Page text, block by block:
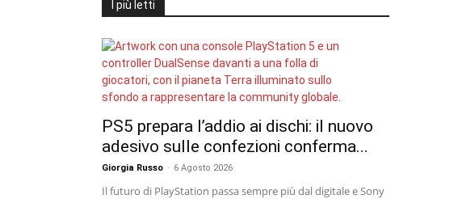
I più letti
PS5 prepara l’addio ai dischi: il nuovo
adesivo sulle confezioni conferma...
Giorgia Russo - 6 Agosto 2026
Il futuro di PlayStation passa sempre più dal digitale e Sony